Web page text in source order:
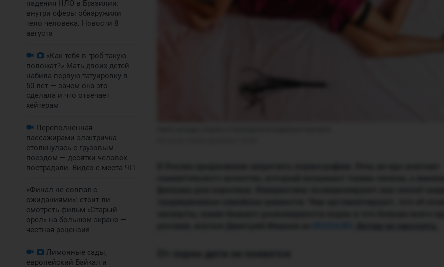
падения НЛО в Бразилии:
внутри сферы обнаружили
тело человека. Новости 8
августа
«Как тебя в гроб такую
положат?» Мать двоих детей
набила первую татуировку в
50 лет — зачем она это
сделала и что отвечает
хейтерам
Переполненная
пассажирами электричка
столкнулась с грузовым
поездом — десятки человек
пострадали. Видео с места ЧП
«Финал не совпал с
ожиданиями»: стоит ли
смотреть фильм «Старый
орел» на большом экране —
честная рецензия
Лимонные сады,
европейский Байкал и